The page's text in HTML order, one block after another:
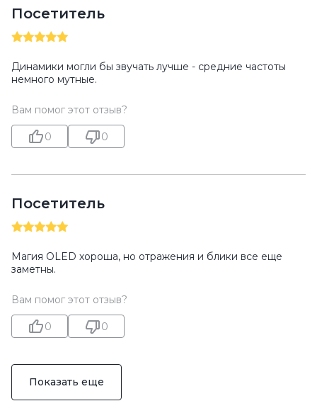
Посетитель
Динамики могли бы звучать лучше - средние частоты
немного мутные.
Вам помог этот отзыв?
0 0
Посетитель
Магия OLED хороша, но отражения и блики все еще
заметны.
Вам помог этот отзыв?
0 0
Показать еще